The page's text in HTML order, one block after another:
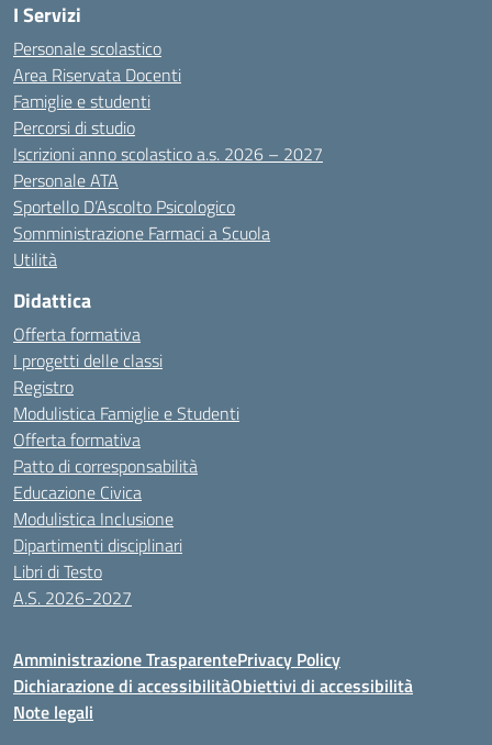
I Servizi
Personale scolastico
Area Riservata Docenti
Famiglie e studenti
Percorsi di studio
Iscrizioni anno scolastico a.s. 2026 – 2027
Personale ATA
Sportello D’Ascolto Psicologico
Somministrazione Farmaci a Scuola
Utilità
Didattica
Offerta formativa
I progetti delle classi
Registro
Modulistica Famiglie e Studenti
Offerta formativa
Patto di corresponsabilità
Educazione Civica
Modulistica Inclusione
Dipartimenti disciplinari
Libri di Testo
A.S. 2026-2027
Amministrazione TrasparentePrivacy Policy
Dichiarazione di accessibilitàObiettivi di accessibilità
Note legali